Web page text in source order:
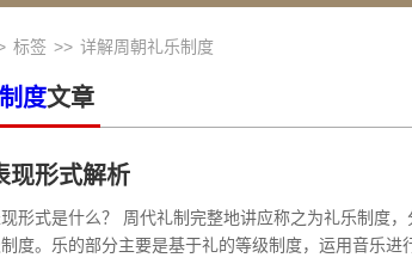
标签 >> 详解周朝礼乐制度
度文章
现形式解析
形式是什么？ 周代礼制完整地讲应称之为礼乐制度
度。乐的部分主要是基于礼的等级制度，运用音乐